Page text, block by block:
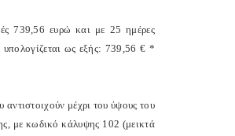
739,56 ευρώ και με 25 ημέρες
ως εξής: 739,56 € *
μέχρι του ύψους του
με κωδικό κάλυψης 102 (μεικτά